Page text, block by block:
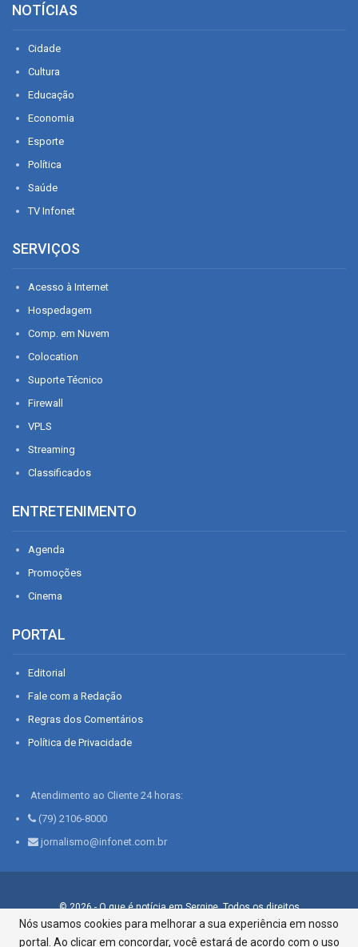
NOTÍCIAS
Cidade
Cultura
Educação
Economia
Esporte
Política
Saúde
TV Infonet
SERVIÇOS
Acesso à Internet
Hospedagem
Comp. em Nuvem
Colocation
Suporte Técnico
Firewall
VPLS
Streaming
Classificados
ENTRETENIMENTO
Agenda
Promoções
Cinema
PORTAL
Editorial
Fale com a Redação
Regras dos Comentários
Política de Privacidade
Atendimento ao Cliente 24 horas:
(79) 2106-8000
jornalismo@infonet.com.br
© 2026 - O que é notícia em Sergipe. Todos os direitos
reservados.
Infonet - Rua Monsenhor Silveira 276, Bairro São José |
Nós usamos cookies para melhorar a sua experiência em nosso
portal. Ao clicar em concordar, você estará de acordo com o uso